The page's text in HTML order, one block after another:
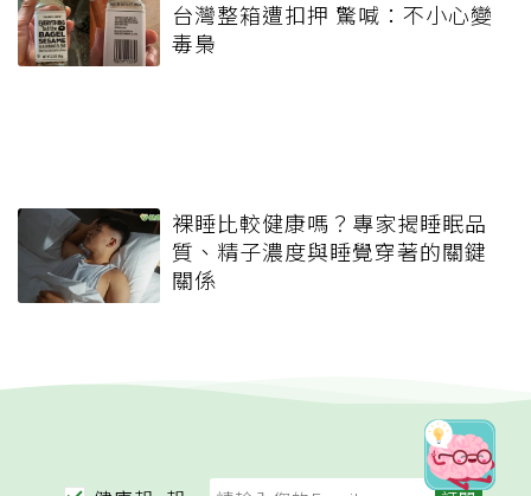
台灣整箱遭扣押 驚喊：不小心變
毒梟
裸睡比較健康嗎？專家揭睡眠品
質、精子濃度與睡覺穿著的關鍵
關係